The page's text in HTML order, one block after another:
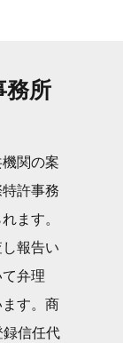
務所
関の案
許事務
ます。
報告い
弁理
す。商
信任代